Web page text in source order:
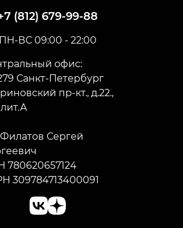
(812) 679-99-88
ПН-ВС 09:00 - 22:00
офис:
Санкт-Петербург
пр-кт., д.22.,
лит.А
Сергей
780620657124
309784713400091